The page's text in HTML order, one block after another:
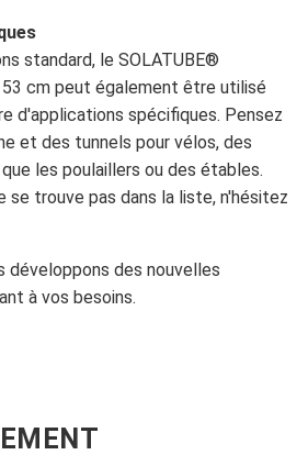
standard, le SOLATUBE®
cm peut également être utilisé
d'applications spécifiques. Pensez
et des tunnels pour vélos, des
les poulaillers ou des étables.
se trouve pas dans la liste, n'hésitez
développons des nouvelles
à vos besoins.